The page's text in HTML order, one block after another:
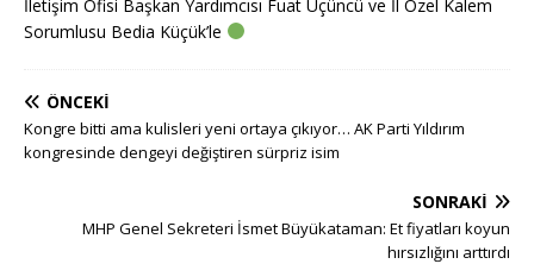
İletişim Ofisi Başkan Yardımcısı Fuat Üçüncü ve İl Özel Kalem
Sorumlusu Bedia Küçük’le
ÖNCEKI
Kongre bitti ama kulisleri yeni ortaya çıkıyor… AK Parti Yıldırım
kongresinde dengeyi değiştiren sürpriz isim
SONRAKI
MHP Genel Sekreteri İsmet Büyükataman: Et fiyatları koyun
hırsızlığını arttırdı